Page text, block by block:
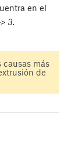
en el
3.
más
de